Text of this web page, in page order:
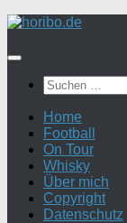
Zum
springen
Suchen
nach:
Home
Football
On Tour
Whisky
Über mich
Copyright
Datenschutz